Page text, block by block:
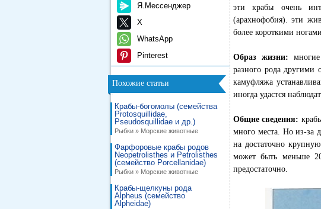
Я.Мессенджер
X
WhatsApp
Pinterest
Похожие статьи
Крабы-богомолы (семейства
Protosquillidae,
Pseudosquillidae и др.)
Рыбки » Морские животные
Фарфоровые крабы родов
Neopetrolisthes и Petrolisthes
(семейство Porcellanidae)
Рыбки » Морские животные
Крабы-щелкуны рода
Alpheus (семейство
Alpheidae)
эти крабы очень
(арахнофобия). эти
более короткими
Образ жизни:
разного рода другими
камуфляжа
иногда удастся
Общие сведения:
много места. Но из-за
на достаточно
может быть меньше
предостаточно.